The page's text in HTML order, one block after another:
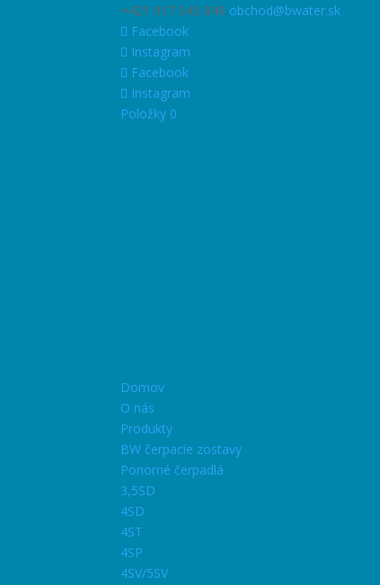
+421 917 045 849 obchod@bwater.sk
Facebook
Instagram
Facebook
Instagram
Položky 0
Domov
O nás
Produkty
BW čerpacie zostavy
Ponorné čerpadlá
3,5SD
4SD
4ST
4SP
4SV/5SV